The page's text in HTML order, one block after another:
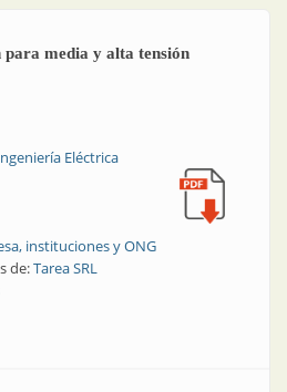
media y alta tensión
Eléctrica
instituciones y ONG
de:Tarea SRL